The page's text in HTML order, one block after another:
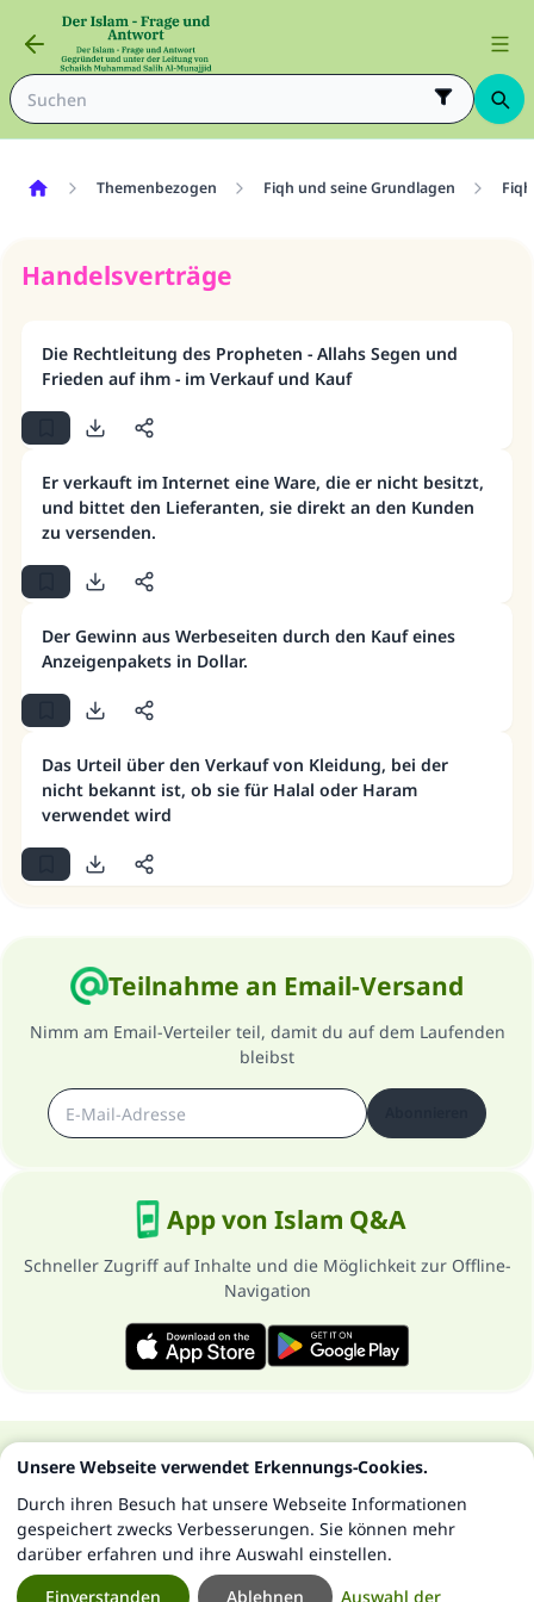
Themenbezogen Fiqh und seine Grundlagen Fiqh
Handelsverträge
Die Rechtleitung des Propheten - Allahs Segen und
Frieden auf ihm - im Verkauf und Kauf
Er verkauft im Internet eine Ware, die er nicht besitzt,
und bittet den Lieferanten, sie direkt an den Kunden
zu versenden.
Der Gewinn aus Werbeseiten durch den Kauf eines
Anzeigenpakets in Dollar.
Das Urteil über den Verkauf von Kleidung, bei der
nicht bekannt ist, ob sie für Halal oder Haram
verwendet wird
Teilnahme an Email-Versand
Nimm am Email-Verteiler teil, damit du auf dem Laufenden
bleibst
App von Islam Q&A
Schneller Zugriff auf Inhalte und die Möglichkeit zur Offline-
Navigation
Über die SeiteDatenschutzrichtlinien
Alle Rechte vorbehalten - Islam Q&A 1997-2025 ©
Die Antwort Nr. 110845 rettete eine
Der Prophet -Allahs Segen und Frieden auf
desjenigen, der sie durchführt."
Beitrag dazu
Unsere Webseite verwendet Erkennungs-Cookies.
Durch ihren Besuch hat unsere Webseite Informationen
gespeichert zwecks Verbesserungen. Sie können mehr
darüber erfahren und ihre Auswahl einstellen.
Auswahl der
Ablehnen
Einverstanden